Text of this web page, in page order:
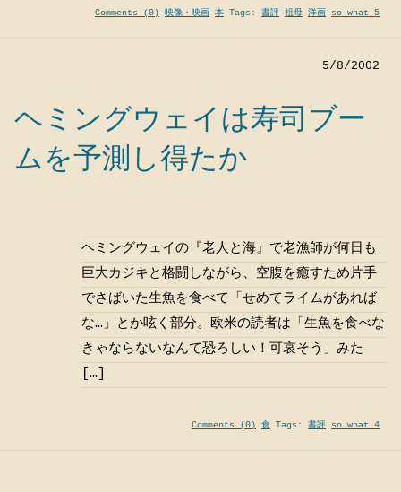
Comments (0) 映像・映画 本 Tags: 書評 祖母 洋画 so what 5
5/8/2002
ヘミングウェイは寿司ブー
ムを予測し得たか
ヘミングウェイの『老人と海』で老漁師が何日も
巨大カジキと格闘しながら、空腹を癒すため片手
でさばいた生魚を食べて「せめてライムがあれば
な…」とか呟く部分。欧米の読者は「生魚を食べな
きゃならないなんて恐ろしい！可哀そう」みた
[…]
Comments (0) 食 Tags: 書評 so what 4